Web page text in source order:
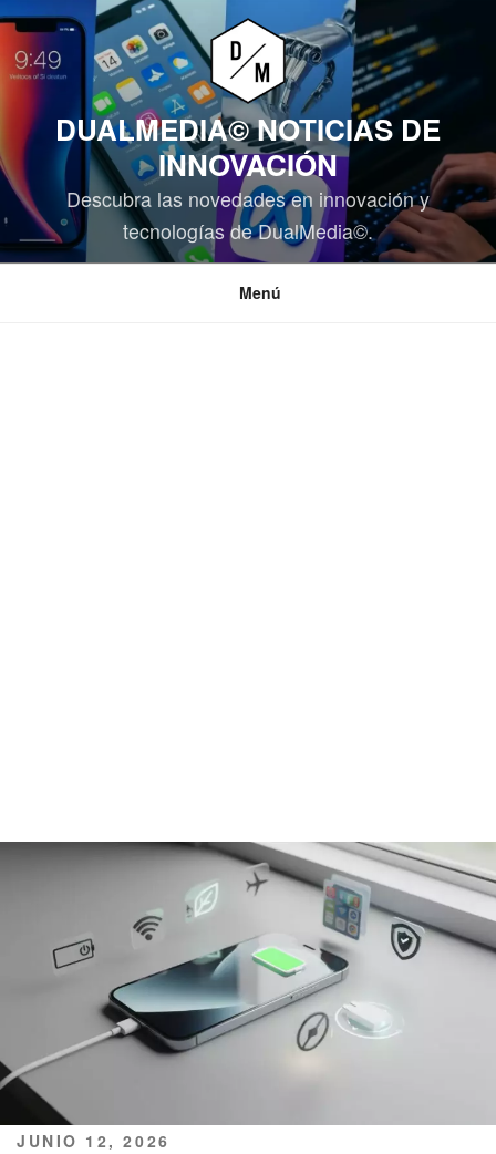
Saltar
contenido
DUALMEDIA© NOTICIAS DE
INNOVACIÓN
Descubra las novedades en innovación y
tecnologías de DualMedia©.
Menú
PUBLICADO
JUNIO 12, 2026